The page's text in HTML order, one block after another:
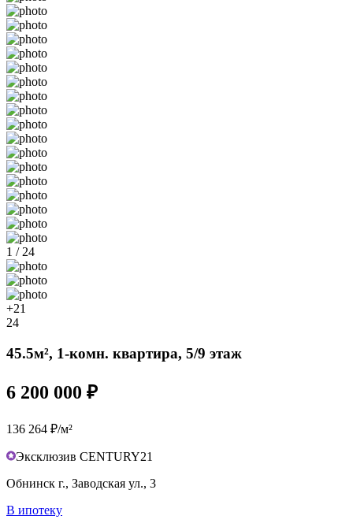
1 / 24
+21
24
45.5м², 1-комн. квартира, 5/9 этаж
6 200 000 ₽
136 264 ₽/м²
Эксклюзив CENTURY21
Обнинск г., Заводская ул., 3
В ипотеку